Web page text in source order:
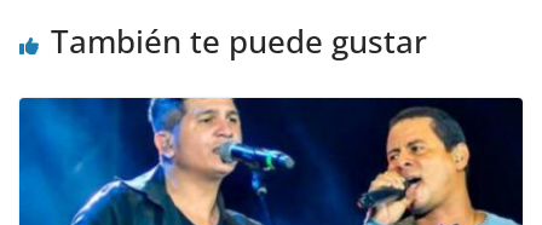
También te puede gustar